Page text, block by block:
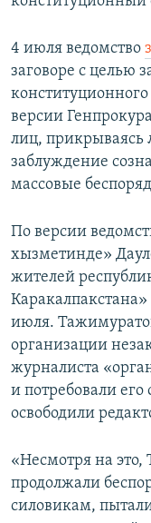
4 июля ведомство
заговоре с целью
конституционного
версии
лиц, прикрываясь
заблуждение
массовые
По версии
хызметинде»
жителей
июля.
организации
журналиста
и потребовали
освободили
«Несмотря на
продолжали
силовикам,